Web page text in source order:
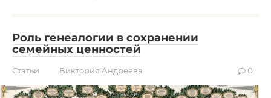
Роль генеалогии в сохранении
семейных ценностей
Статьи Виктория Андреева 0